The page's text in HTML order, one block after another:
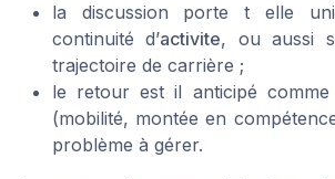
la discussion porte t elle
continuité d’activite, ou aussi
trajectoire de carrière ;
le retour est il anticipé
(mobilité, montée en
problème à gérer.